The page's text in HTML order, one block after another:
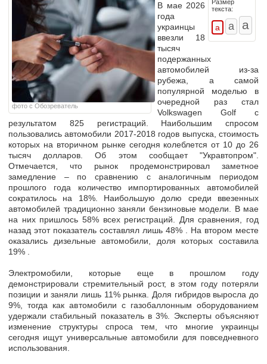
фото с Обозреватель
Размер
текста:
В мае 2026
года
украинцы
ввезли 18
тысяч
подержанных
автомобилей из-за
рубежа, а самой
популярной моделью в
очередной раз стал
Volkswagen Golf с
результатом 825 регистраций. Наибольшим спросом
пользовались автомобили 2017-2018 годов выпуска, стоимость
которых на вторичном рынке сегодня колеблетсяот 10 до 26
тысяч долларов.Об этом сообщает "Укравтопром".
Отмечается, что рынок продемонстрировал заметное
замедление – по сравнению с аналогичным периодом
прошлого года количество импортированных автомобилей
сократилось на 18%. Наибольшую долю среди ввезенных
автомобилей традиционно заняли бензиновые модели. В мае
на них пришлось 58%всех регистраций. Для сравнения, год
назад этот показатель составлял лишь 48% . На втором месте
оказались дизельные автомобили, доля которых составила
19% .
Электромобили, которые еще в прошлом году
демонстрировали стремительный рост, в этом году потеряли
позиции и заняли лишь 11% рынка. Доля гибридов выросла до
9%, тогда как автомобили с газобаллонным оборудованием
удержали стабильный показатель в3%. Эксперты объясняют
изменение структуры спроса тем, что многие украинцы
сегодня ищут универсальные автомобили для повседневного
использования.